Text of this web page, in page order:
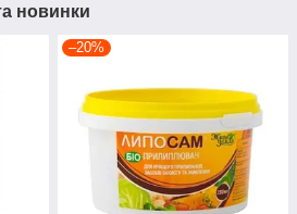
новинки
–20%